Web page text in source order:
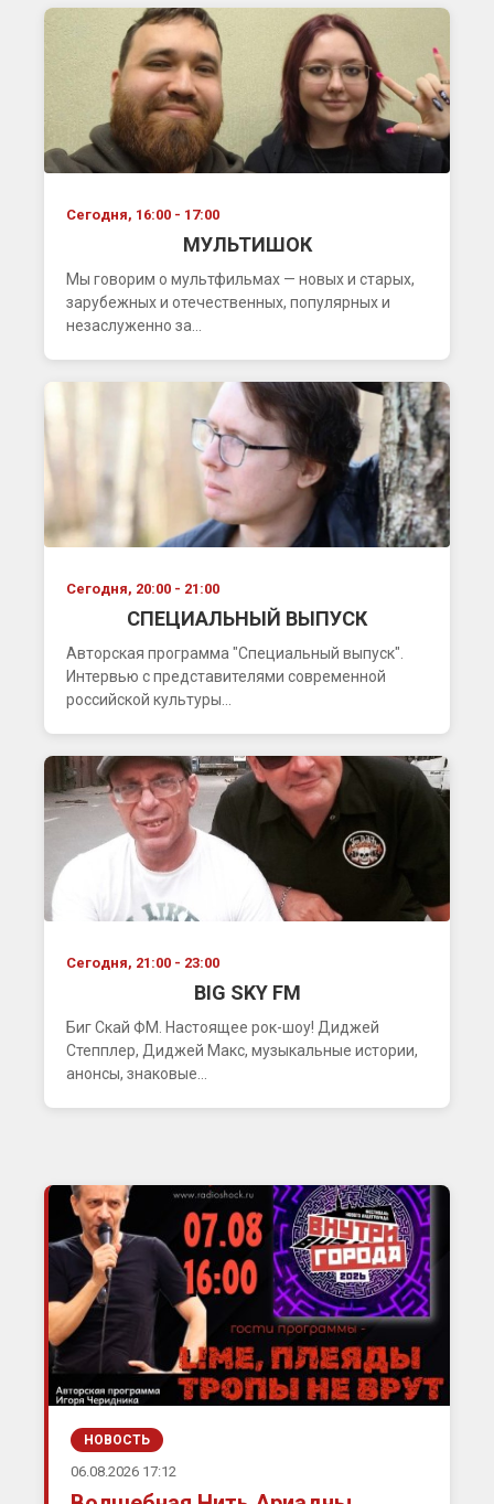
Сегодня, 16:00 - 17:00
МУЛЬТИШОК
Мы говорим о мультфильмах — новых и старых,
зарубежных и отечественных, популярных и
незаслуженно за...
Сегодня, 20:00 - 21:00
СПЕЦИАЛЬНЫЙ ВЫПУСК
Авторская программа "Специальный выпуск".
Интервью с представителями современной
российской культуры...
Сегодня, 21:00 - 23:00
BIG SKY FM
Биг Скай ФМ. Настоящее рок-шоу! Диджей
Степплер, Диджей Макс, музыкальные истории,
анонсы, знаковые...
НОВОСТЬ
06.08.2026 17:12